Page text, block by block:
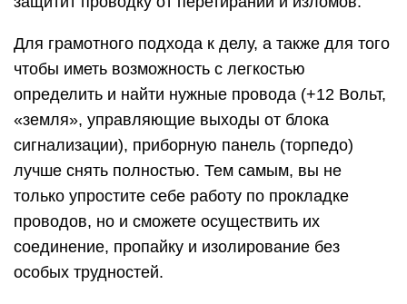
Для грамотного подхода к делу, а также для того
чтобы иметь возможность с легкостью
определить и найти нужные провода (+12 Вольт,
«земля», управляющие выходы от блока
сигнализации), приборную панель (торпедо)
лучше снять полностью. Тем самым, вы не
только упростите себе работу по прокладке
проводов, но и сможете осуществить их
соединение, пропайку и изолирование без
особых трудностей.